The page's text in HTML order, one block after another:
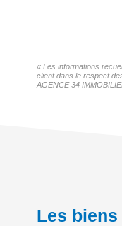
« Les informations
client dans le respect
AGENCE 34
Les